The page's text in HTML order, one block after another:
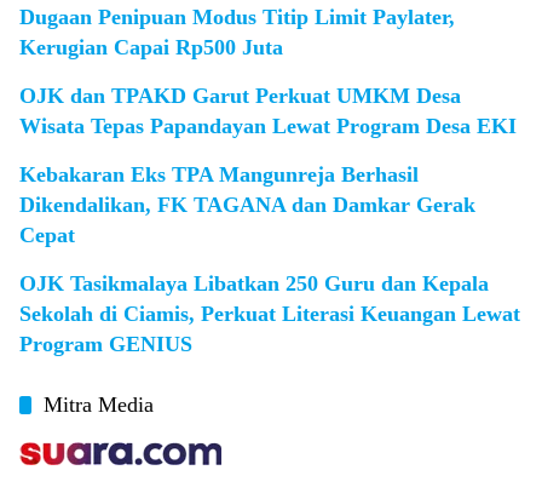
Dugaan Penipuan Modus Titip Limit Paylater,
Kerugian Capai Rp500 Juta
OJK dan TPAKD Garut Perkuat UMKM Desa
Wisata Tepas Papandayan Lewat Program Desa EKI
Kebakaran Eks TPA Mangunreja Berhasil
Dikendalikan, FK TAGANA dan Damkar Gerak
Cepat
OJK Tasikmalaya Libatkan 250 Guru dan Kepala
Sekolah di Ciamis, Perkuat Literasi Keuangan Lewat
Program GENIUS
Mitra Media